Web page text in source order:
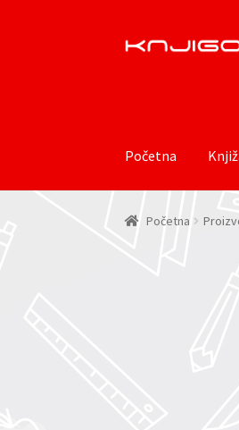
Preskoči
Skoči
Početna
Početna